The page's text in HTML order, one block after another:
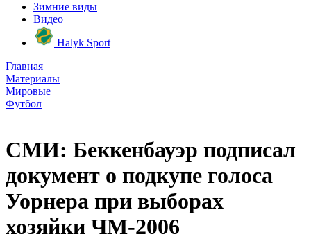
Зимние виды
Видео
Halyk Sport
Главная
Материалы
Мировые
Футбол
СМИ: Беккенбауэр подписал
документ о подкупе голоса
Уорнера при выборах
хозяйки ЧМ-2006